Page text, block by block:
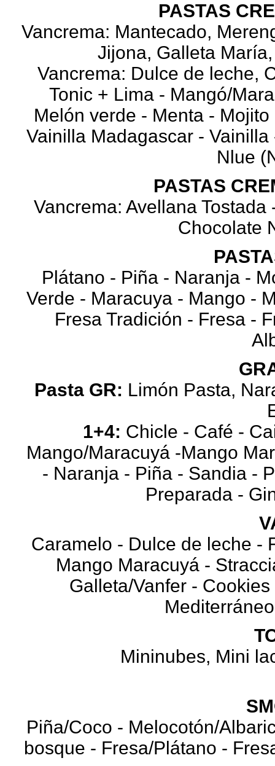
PASTAS
Vancrema: Mantecado,
Jijona, Galleta
Vancrema: Dulce de leche,
Tonic + Lima - Mangó/
Melón verde - Menta -
Vainilla Madagascar -
Nlue
PASTAS
Vancrema: Avellana
Chocolate
Plátano - Piña - Naranja -
Verde - Maracuya - Mango -
Fresa Tradición - Fresa -
Pasta GR: Limón Pasta,
1+4: Chicle - Café -
Mango/Maracuyá -Mango
- Naranja - Piña - Sandia -
Preparada -
Caramelo - Dulce de leche -
Mango Maracuyá -
Galleta/Vanfer -
Mininubes, Mini
Piña/Coco - Melocotón/
bosque - Fresa/Plátano -